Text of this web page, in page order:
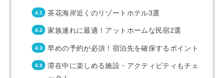
茶花海岸近くのリゾートホテル3選
家族連れに最適！アットホームな民宿2選
早めの予約が必須！宿泊先を確保するポイント
滞在中に楽しめる施設・アクティビティもチェ